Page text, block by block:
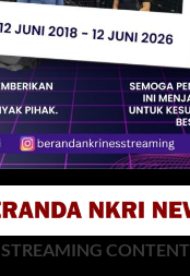
STREAMING CONTENT